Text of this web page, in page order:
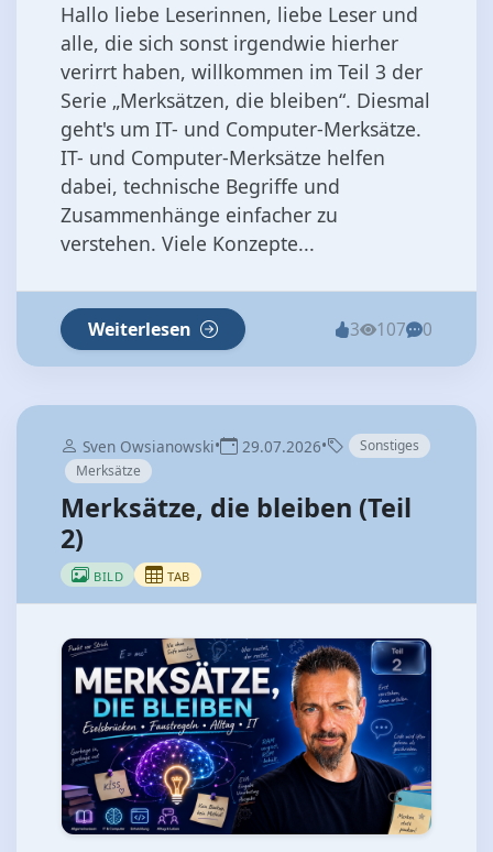
Hallo liebe Leserinnen, liebe Leser und
alle, die sich sonst irgendwie hierher
verirrt haben, willkommen im Teil 3 der
Serie „Merksätzen, die bleiben“. Diesmal
geht's um IT- und Computer-Merksätze.
IT- und Computer-Merksätze helfen
dabei, technische Begriffe und
Zusammenhänge einfacher zu
verstehen. Viele Konzepte...
Weiterlesen 3 107 0
Sven Owsianowski• 29.07.2026•
Sonstiges
Merksätze
Merksätze, die bleiben (Teil
2)
BILD TAB